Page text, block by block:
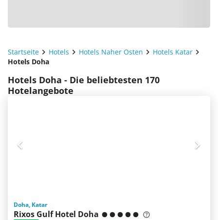
Startseite Hotels Hotels Naher Osten
Hotels Katar
Hotels Doha
Hotels Doha - Die beliebtesten 170
Hotelangebote
Doha, Katar
Rixos Gulf Hotel Doha